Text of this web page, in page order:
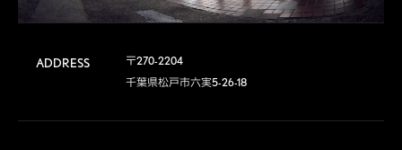
ADDRESS
〒270-2204
千葉県松戸市六実5-26-18